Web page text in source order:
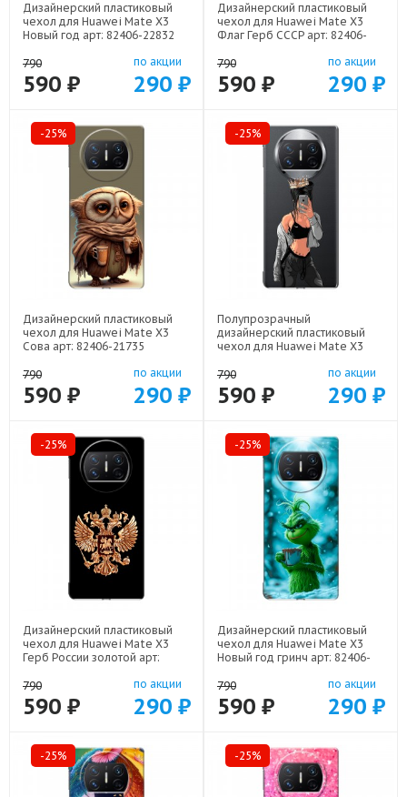
Дизайнерский пластиковый
чехол для Huawei Mate X3
Новый год арт: 82406-22832
790
590 ₽
по акции
290 ₽
Дизайнерский пластиковый
чехол для Huawei Mate X3
Флаг Герб СССР арт: 82406-
790
590 ₽
по акции
290 ₽
-25%
Дизайнерский пластиковый
чехол для Huawei Mate X3
Сова арт: 82406-21735
790
590 ₽
по акции
290 ₽
-25%
Полупрозрачный
дизайнерский пластиковый
чехол для Huawei Mate X3
21685
790
590 ₽
по акции
290 ₽
-25%
Дизайнерский пластиковый
чехол для Huawei Mate X3
Герб России золотой арт:
790
590 ₽
по акции
290 ₽
-25%
Дизайнерский пластиковый
чехол для Huawei Mate X3
Новый год гринч арт: 82406-
790
590 ₽
по акции
290 ₽
-25% -25%